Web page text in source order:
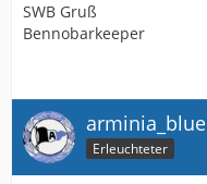
SWB Gruß
Bennobarkeeper
arminia_blue
Erleuchteter